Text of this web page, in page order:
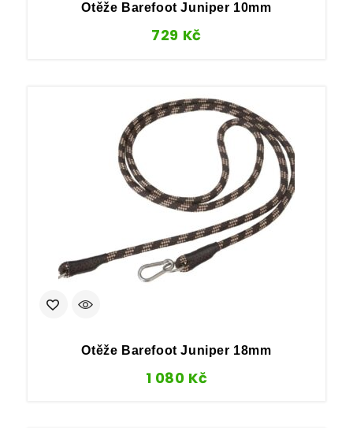
Otěže Barefoot Juniper 10mm
729 Kč
Otěže Barefoot Juniper 18mm
1 080 Kč